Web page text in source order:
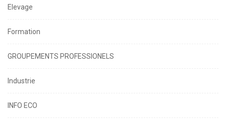
Elevage
Formation
GROUPEMENTS PROFESSIONELS
Industrie
INFO ECO